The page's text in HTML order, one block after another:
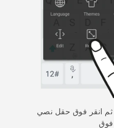
ثم انقر فوق حقل نصي
فوق